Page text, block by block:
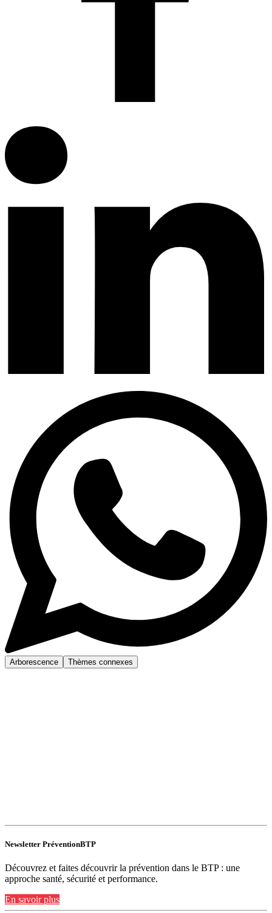
Arborescence Thèmes connexes
Newsletter PréventionBTP
Découvrez et faites découvrir la prévention dans le BTP : une
approche santé, sécurité et performance.
En savoir plus